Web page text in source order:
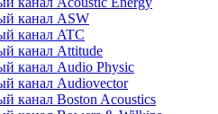
канал ASW
канал ATC
канал Attitude
канал Audio Physic
канал Audiovector
канал Boston Acoustics